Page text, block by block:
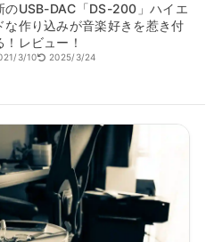
のUSB-DAC「DS-200」ハイエ
な作り込みが音楽好きを惹き付
！レビュー！
3/10 2025/3/24